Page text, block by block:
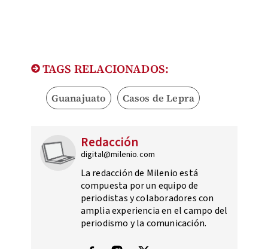
TAGS RELACIONADOS:
Guanajuato Casos de Lepra
Redacción
digital@milenio.com
La redacción de Milenio está
compuesta por un equipo de
periodistas y colaboradores con
amplia experiencia en el campo del
periodismo y la comunicación.